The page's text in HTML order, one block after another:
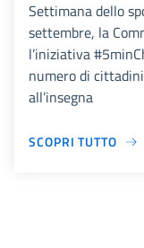
Settimana dello
settembre, la
l’iniziativa
numero di
all’insegna
SCOPRI TUTTO